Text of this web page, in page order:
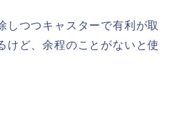
しつつキャスターで有利が取
けど、余程のことがないと使